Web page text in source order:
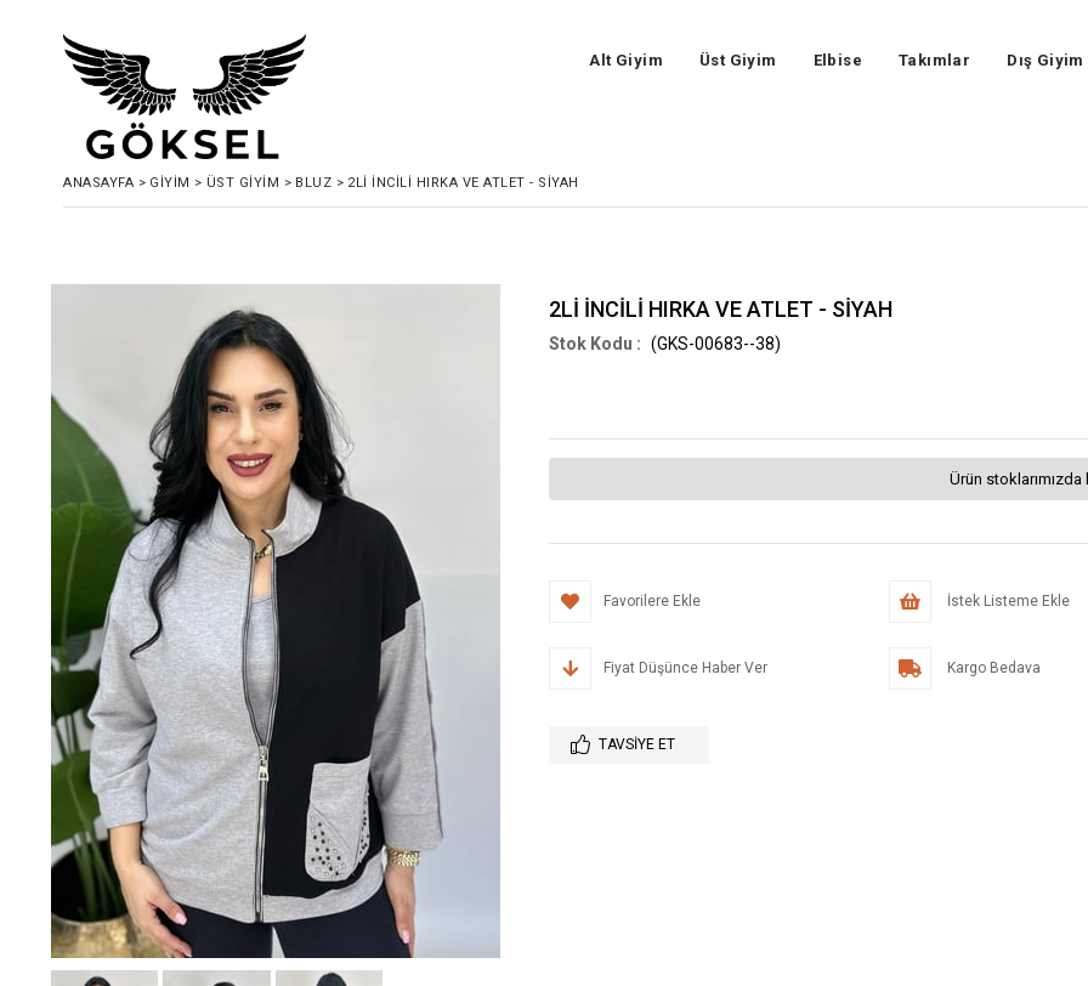
Alt Giyim Üst Giyim Elbise Takımlar Dış Giyim
ANASAYFA > GIYIM > ÜST GIYIM > BLUZ > 2Lİ İNCİLİ HIRKA VE ATLET - SİYAH
2Lİ İNCİLİ HIRKA VE ATLET - SİYAH
(GKS-00683--38)
Ürün stoklarımızda
Favorilere Ekle İstek Listeme Ekle
Fiyat Düşünce Haber Ver Kargo Bedava
TAVSIYE ET